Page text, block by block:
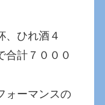
、ひれ酒４
合計７０００
ォーマンスの